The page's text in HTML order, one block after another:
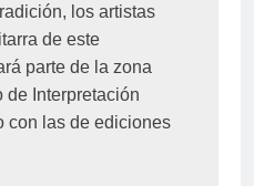
los artistas
de este
parte de la zona
de Interpretación
con las de ediciones